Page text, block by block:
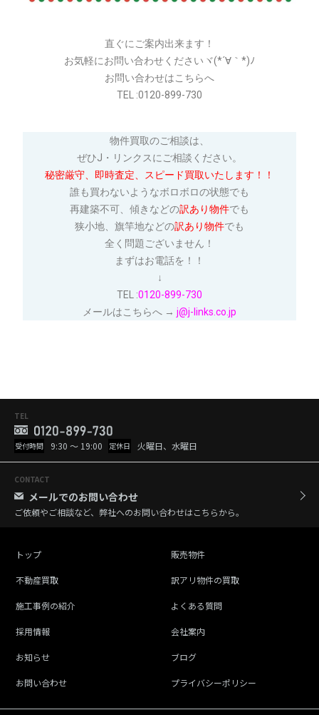
直ぐにご案内出来ます！
お気軽にお問い合わせくださいヾ(*´∀｀*)ﾉ
お問い合わせはこちらへ
TEL :0120-899-730
物件買取のご相談は、
ぜひJ・リンクスにご相談ください。
秘密厳守、
即時査定、スピード買取いたします！！
誰も買わないようなボロボロの状態でも
再建築不可、傾きなどの訳あり物件でも
狭小地、旗竿地などの訳あり物件でも
全く問題ございません！
まずはお電話を！！
↓
TEL :0120-899-730
メールはこちらへ → j@j-links.co.jp
TEL
受付時間 9:30 ～ 19:00 定休日 火曜日、水曜日
CONTACT
メールでのお問い合わせ
ご依頼やご相談など、弊社へのお問い合わせはこちらから。
トップ 販売物件
不動産買取 訳アリ物件の買取
施工事例の紹介 よくある質問
採用情報 会社案内
お知らせ ブログ
お問い合わせ プライバシーポリシー